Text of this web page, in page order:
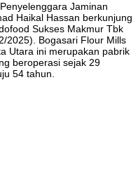
Jaminan
Haikal Hassan berkunjung
Sukses Makmur Tbk
2025). Bogasari Flour Mills
Utara ini merupakan pabrik
beroperasi sejak 29
54 tahun.